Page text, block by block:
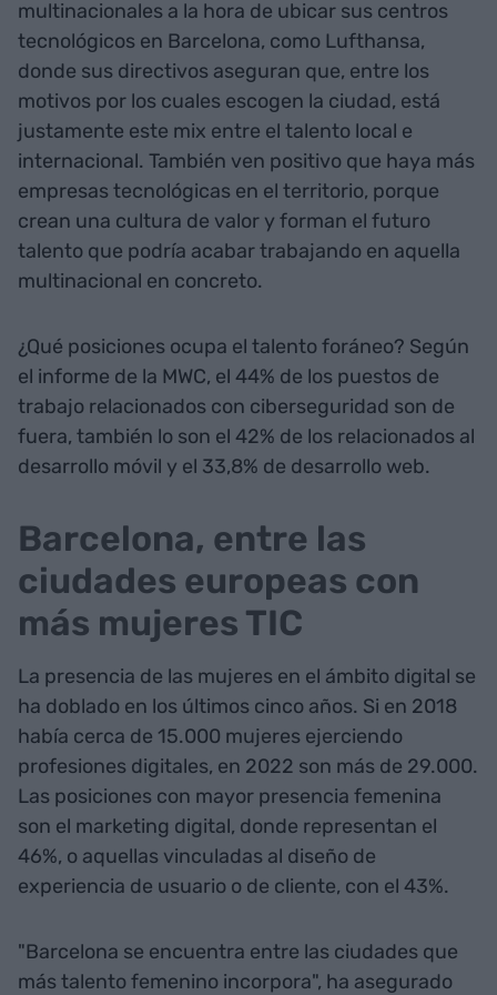
multinacionales a la hora de ubicar sus centros
tecnológicos en Barcelona, como Lufthansa,
donde sus directivos aseguran que, entre los
motivos por los cuales escogen la ciudad, está
justamente este mix entre el talento local e
internacional. También ven positivo que haya más
empresas tecnológicas en el territorio, porque
crean una cultura de valor y forman el futuro
talento que podría acabar trabajando en aquella
multinacional en concreto.
¿Qué posiciones ocupa el talento foráneo? Según
el informe de la MWC, el 44% de los puestos de
trabajo relacionados con ciberseguridad son de
fuera, también lo son el 42% de los relacionados al
desarrollo móvil y el 33,8% de desarrollo web.
Barcelona, entre las
ciudades europeas con
más mujeres TIC
La presencia de las mujeres en el ámbito digital se
ha doblado en los últimos cinco años. Si en 2018
había cerca de 15.000 mujeres ejerciendo
profesiones digitales, en 2022 son más de 29.000.
Las posiciones con mayor presencia femenina
son el marketing digital, donde representan el
46%, o aquellas vinculadas al diseño de
experiencia de usuario o de cliente, con el 43%.
"Barcelona se encuentra entre las ciudades que
más talento femenino incorpora", ha asegurado